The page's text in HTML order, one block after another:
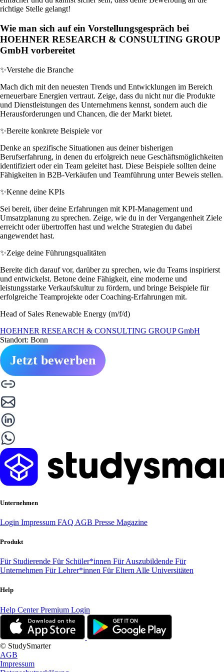
richtige Stelle gelangt!
Wie man sich auf ein Vorstellungsgespräch bei
HOEHNER RESEARCH & CONSULTING GROUP
GmbH vorbereitet
✨Verstehe die Branche
Mach dich mit den neuesten Trends und Entwicklungen im Bereich
erneuerbare Energien vertraut. Zeige, dass du nicht nur die Produkte
und Dienstleistungen des Unternehmens kennst, sondern auch die
Herausforderungen und Chancen, die der Markt bietet.
✨Bereite konkrete Beispiele vor
Denke an spezifische Situationen aus deiner bisherigen
Berufserfahrung, in denen du erfolgreich neue Geschäftsmöglichkeiten
identifiziert oder ein Team geleitet hast. Diese Beispiele sollten deine
Fähigkeiten in B2B-Verkäufen und Teamführung unter Beweis stellen.
✨Kenne deine KPIs
Sei bereit, über deine Erfahrungen mit KPI-Management und
Umsatzplanung zu sprechen. Zeige, wie du in der Vergangenheit Ziele
erreicht oder übertroffen hast und welche Strategien du dabei
angewendet hast.
✨Zeige deine Führungsqualitäten
Bereite dich darauf vor, darüber zu sprechen, wie du Teams inspirierst
und entwickelst. Betone deine Fähigkeit, eine moderne und
leistungsstarke Verkaufskultur zu fördern, und bringe Beispiele für
erfolgreiche Teamprojekte oder Coaching-Erfahrungen mit.
Head of Sales Renewable Energy (m/f/d)
HOEHNER RESEARCH & CONSULTING GROUP GmbH
Standort: Bonn
Jetzt bewerben
Unternehmen
Login Impressum FAQ AGB Presse Magazine
Produkt
Für Studierende Für Schüler*innen Für Auszubildende Für
Unternehmen Für Lehrer*innen Für Eltern Alle Universitäten
Help
Help CenterPremium Login
© StudySmarter
AGB
Impressum